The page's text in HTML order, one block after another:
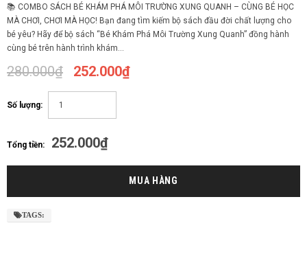
📚 COMBO SÁCH BÉ KHÁM PHÁ MÔI TRƯỜNG XUNG QUANH – CÙNG BÉ HỌC
MÀ CHƠI, CHƠI MÀ HỌC! Bạn đang tìm kiếm bộ sách đầu đời chất lượng cho
bé yêu? Hãy để bộ sách “Bé Khám Phá Môi Trường Xung Quanh” đồng hành
cùng bé trên hành trình khám...
280.000₫ 252.000₫
Số lượng:
Tổng tiền: 252.000₫
TAGS: